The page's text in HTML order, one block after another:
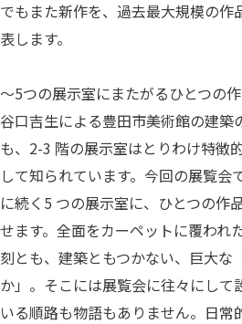
でもまた新作を、過去最大規模の作
表します。
～5つの展示室にまたがるひとつの
谷口吉生による豊田市美術館の建築
も、2-3 階の展示室はとりわけ特徴
して知られています。今回の展覧会
に続く5 つの展示室に、ひとつの作
せます。全面をカーペットに覆われ
刻とも、建築ともつかない、巨大な
か」。そこには展覧会に往々にして
いる順路も物語もありません。日常